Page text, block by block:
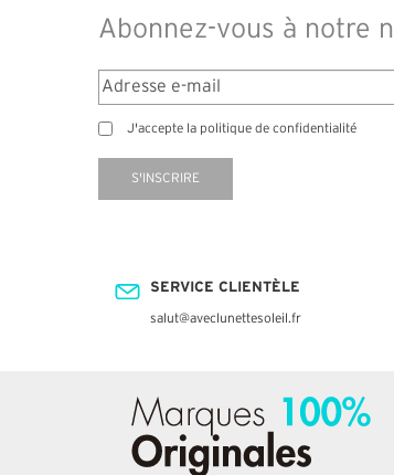
Abonnez-vous à notre
J'accepte la politique de confidentialité
S'INSCRIRE
SERVICE CLIENTÈLE
salut@aveclunettesoleil.fr